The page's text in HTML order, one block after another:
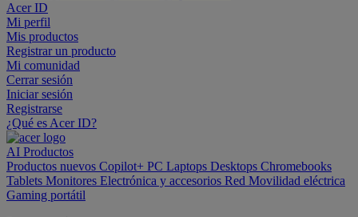
Acer ID
Mi perfil
Mis productos
Registrar un producto
Mi comunidad
Cerrar sesión
Iniciar sesión
Registrarse
¿Qué es Acer ID?
AI Productos
Productos nuevos Copilot+ PC Laptops Desktops Chromebooks
Tablets Monitores Electrónica y accesorios Red Movilidad eléctrica
Gaming portátil